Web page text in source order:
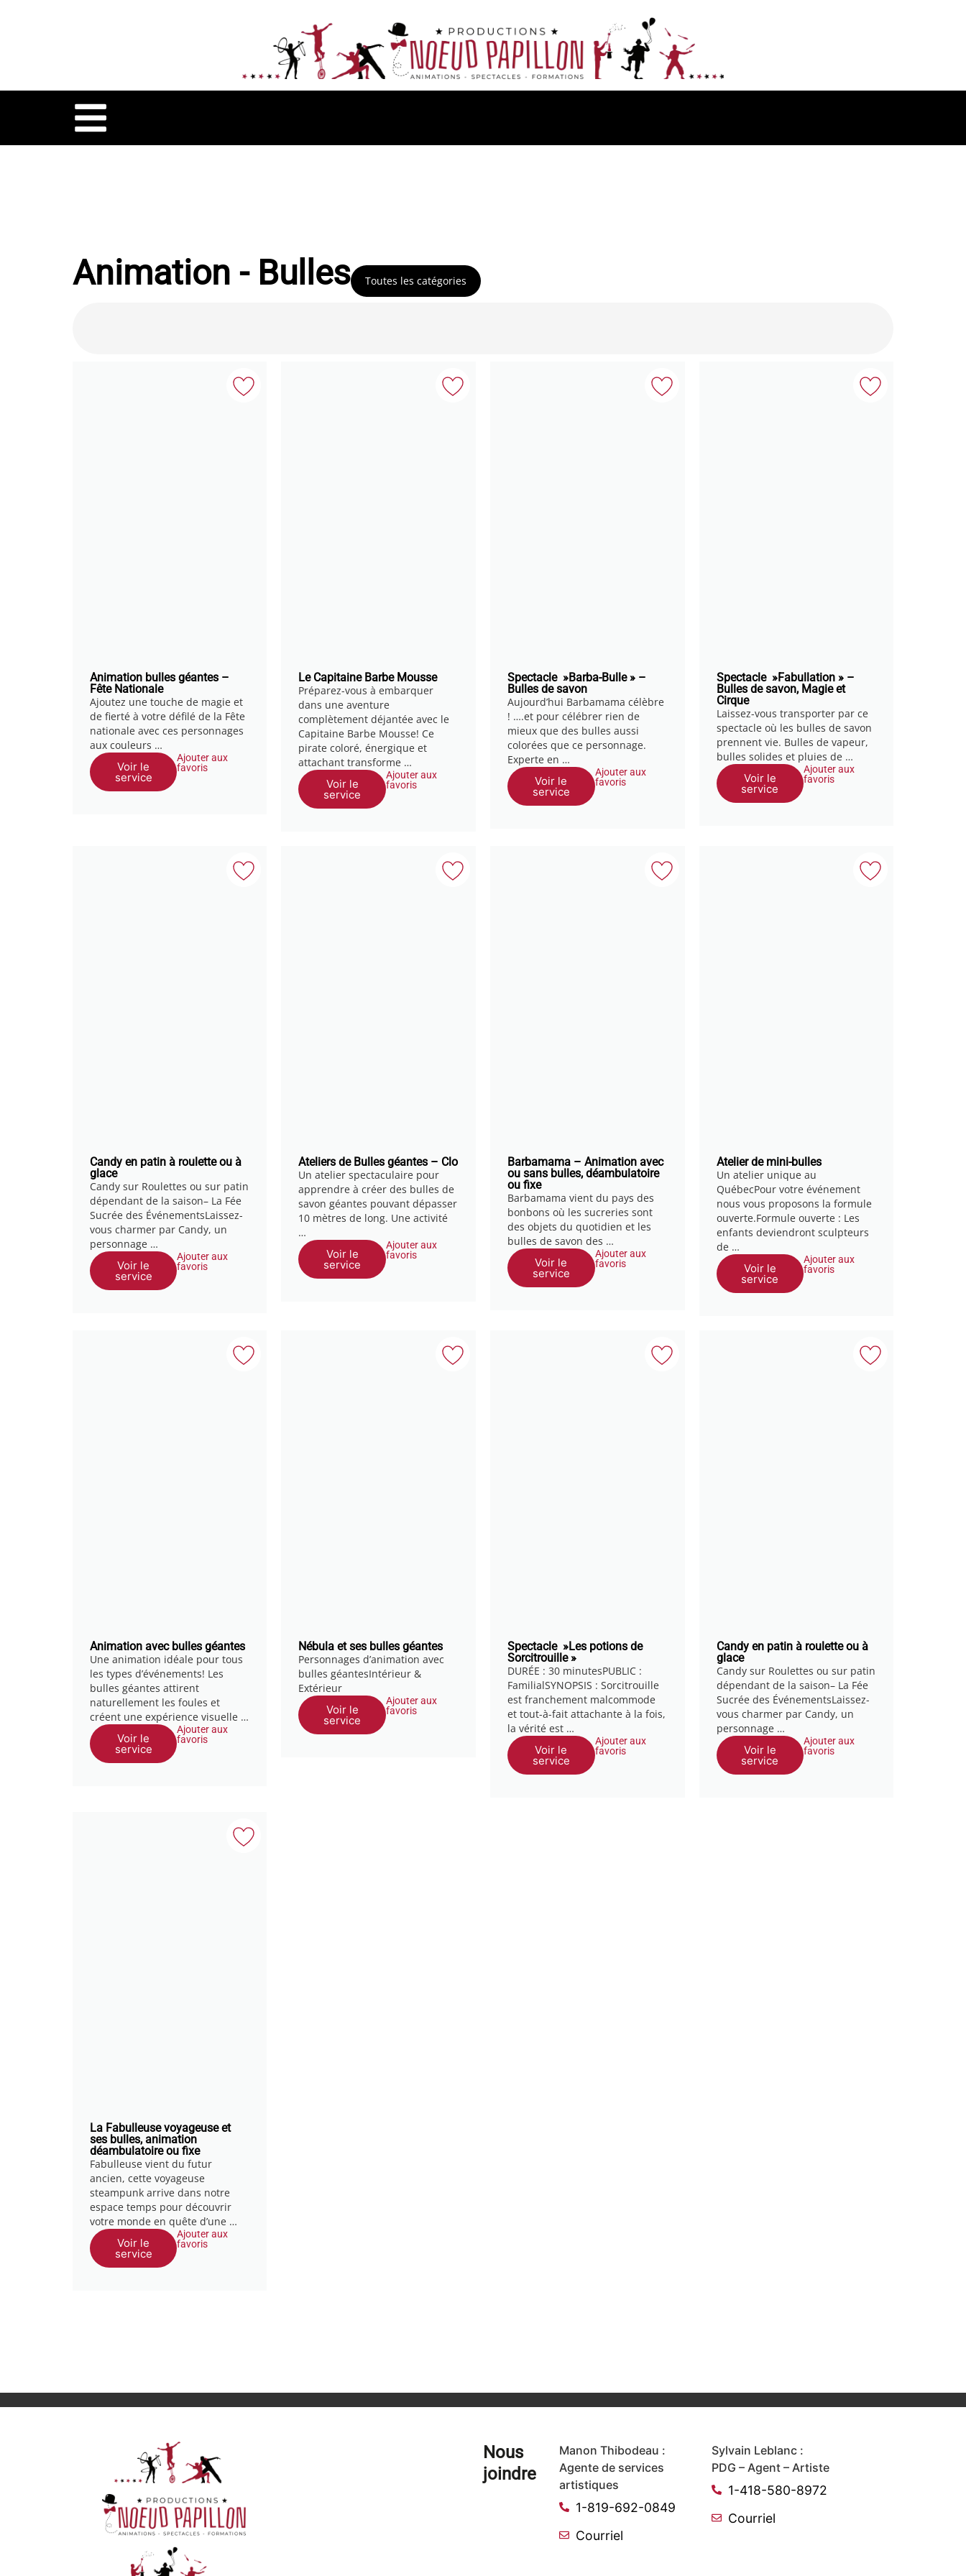
Animation - Bulles Toutes les catégories
Animation bulles géantes –
Fête Nationale
Ajoutez une touche de magie et
de fierté à votre défilé de la Fête
nationale avec ces personnages
aux couleurs …
Voir le
service
Ajouter aux
favoris
Le Capitaine Barbe Mousse
Préparez-vous à embarquer
dans une aventure
complètement déjantée avec le
Capitaine Barbe Mousse! Ce
pirate coloré, énergique et
attachant transforme …
Voir le
service
Ajouter aux
favoris
Spectacle »Barba-Bulle » –
Bulles de savon
Aujourd’hui Barbamama célèbre
! ….et pour célébrer rien de
mieux que des bulles aussi
colorées que ce personnage.
Experte en …
Voir le
service
Ajouter aux
favoris
Spectacle »Fabullation » –
Bulles de savon, Magie et
Cirque
Laissez-vous transporter par ce
spectacle où les bulles de savon
prennent vie. Bulles de vapeur,
bulles solides et pluies de …
Voir le
service
Ajouter aux
favoris
Candy en patin à roulette ou à
glace
Candy sur Roulettes ou sur patin
dépendant de la saison– La Fée
Sucrée des ÉvénementsLaissez-
vous charmer par Candy, un
personnage …
Voir le
service
Ajouter aux
favoris
Ateliers de Bulles géantes – Clo
Un atelier spectaculaire pour
apprendre à créer des bulles de
savon géantes pouvant dépasser
10 mètres de long. Une activité
…
Voir le
service
Ajouter aux
favoris
Barbamama – Animation avec
ou sans bulles, déambulatoire
ou fixe
Barbamama vient du pays des
bonbons où les sucreries sont
des objets du quotidien et les
bulles de savon des …
Voir le
service
Ajouter aux
favoris
Atelier de mini-bulles
Un atelier unique au
QuébecPour votre événement
nous vous proposons la formule
ouverte.Formule ouverte : Les
enfants deviendront sculpteurs
de …
Voir le
service
Ajouter aux
favoris
Animation avec bulles géantes
Une animation idéale pour tous
les types d’événements! Les
bulles géantes attirent
naturellement les foules et
créent une expérience visuelle …
Voir le
service
Ajouter aux
favoris
Nébula et ses bulles géantes
Personnages d’animation avec
bulles géantesIntérieur &
Extérieur
Voir le
service
Ajouter aux
favoris
Spectacle »Les potions de
Sorcitrouille »
DURÉE : 30 minutesPUBLIC :
FamilialSYNOPSIS : Sorcitrouille
est franchement malcommode
et tout-à-fait attachante à la fois,
la vérité est …
Voir le
service
Ajouter aux
favoris
Candy en patin à roulette ou à
glace
Candy sur Roulettes ou sur patin
dépendant de la saison– La Fée
Sucrée des ÉvénementsLaissez-
vous charmer par Candy, un
personnage …
Voir le
service
Ajouter aux
favoris
La Fabulleuse voyageuse et
ses bulles, animation
déambulatoire ou fixe
Fabulleuse vient du futur
ancien, cette voyageuse
steampunk arrive dans notre
espace temps pour découvrir
votre monde en quête d’une …
Voir le
service
Ajouter aux
favoris
Nous
joindre
Manon Thibodeau :
Agente de services
artistiques
1-819-692-0849
Courriel
Sylvain Leblanc :
PDG – Agent – Artiste
1-418-580-8972
Courriel